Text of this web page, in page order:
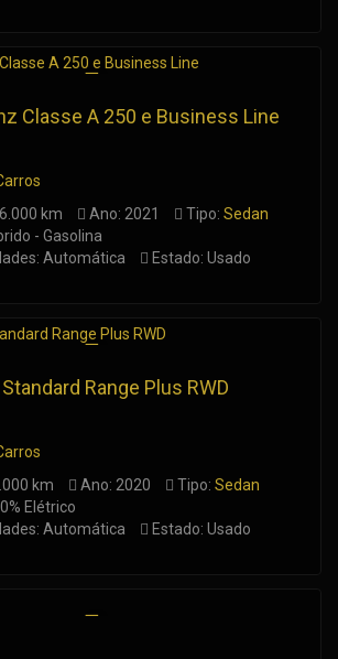
Classe A 250 e Business Line
km
Ano: 2021 Tipo: Sedan
- Gasolina
Automática
Estado: Usado
Range Plus RWD
km
Ano: 2020 Tipo: Sedan
Elétrico
Automática
Estado: Usado